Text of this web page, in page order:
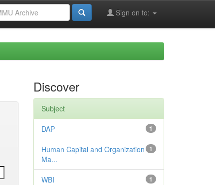
Sign on to:
Discover
Subject
1
DAP
1
Human Capital and Organization
Ma...
1
WBI